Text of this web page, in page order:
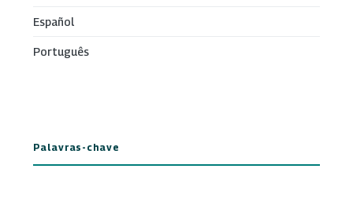
Español
Português
Palavras-chave